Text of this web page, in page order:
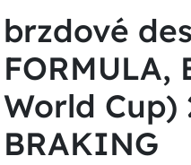
brzdové
FORMULA,
World Cup)
BRAKING